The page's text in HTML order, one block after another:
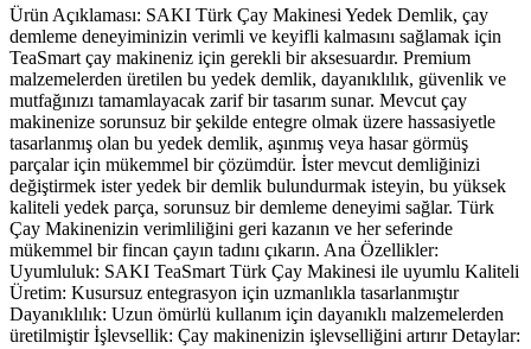
Ürün Açıklaması: SAKI Türk Çay Makinesi Yedek Demlik, çay
demleme deneyiminizin verimli ve keyifli kalmasını sağlamak için
TeaSmart çay makineniz için gerekli bir aksesuardır. Premium
malzemelerden üretilen bu yedek demlik, dayanıklılık, güvenlik ve
mutfağınızı tamamlayacak zarif bir tasarım sunar. Mevcut çay
makinenize sorunsuz bir şekilde entegre olmak üzere hassasiyetle
tasarlanmış olan bu yedek demlik, aşınmış veya hasar görmüş
parçalar için mükemmel bir çözümdür. İster mevcut demliğinizi
değiştirmek ister yedek bir demlik bulundurmak isteyin, bu yüksek
kaliteli yedek parça, sorunsuz bir demleme deneyimi sağlar. Türk
Çay Makinenizin verimliliğini geri kazanın ve her seferinde
mükemmel bir fincan çayın tadını çıkarın. Ana Özellikler:
Uyumluluk: SAKI TeaSmart Türk Çay Makinesi ile uyumlu Kaliteli
Üretim: Kusursuz entegrasyon için uzmanlıkla tasarlanmıştır
Dayanıklılık: Uzun ömürlü kullanım için dayanıklı malzemelerden
üretilmiştir İşlevsellik: Çay makinenizin işlevselliğini artırır Detaylar: